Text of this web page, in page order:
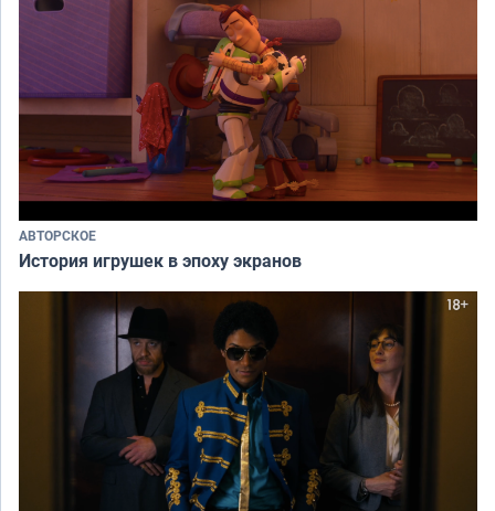
АВТОРСКОЕ
История игрушек в эпоху экранов